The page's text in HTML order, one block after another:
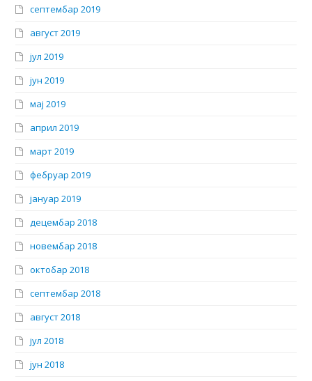
септембар 2019
август 2019
јул 2019
јун 2019
мај 2019
април 2019
март 2019
фебруар 2019
јануар 2019
децембар 2018
новембар 2018
октобар 2018
септембар 2018
август 2018
јул 2018
јун 2018